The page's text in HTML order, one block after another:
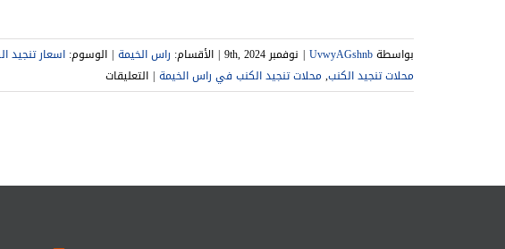
بواسطةUvwyAGshnb
| نوفمبر 9th, 2024 | الأقسام: راس الخيمة | الوسوم: اسعار تنجيد
محلات تنجيد الكنب, محلات تنجيد الكنب في راس الخيمة | التعليقاتعلى
تنجيد
الخيمة